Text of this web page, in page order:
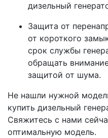
дизельный
Защита от
от короткого
срок службы
обращать
защитой от шума.
Не нашли нужной
купить дизельный
Свяжитесь с нами
оптимальную модель.